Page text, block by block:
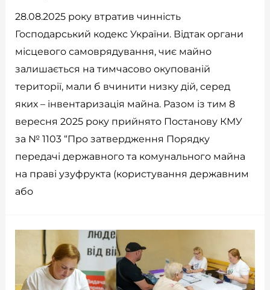
28.08.2025 року втратив чинність
Господарський кодекс України. Відтак органи
місцевого самоврядування, чиє майно
залишається на тимчасово окупованій
території, мали б вчинити низку дій, серед
яких – інвентаризація майна. Разом із тим 8
вересня 2025 року прийнято Постанову КМУ
за № 1103 “Про затвердження Порядку
передачі державного та комунального майна
на праві узуфрукта (користування державним
або